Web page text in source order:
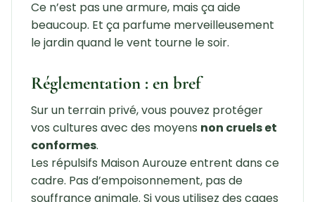
Ce n’est pas une armure, mais ça aide
beaucoup. Et ça parfume merveilleusement
le jardin quand le vent tourne le soir.
Réglementation : en bref
Sur un terrain privé, vous pouvez protéger
vos cultures avec des moyens non cruels et
conformes.
Les répulsifs Maison Aurouze entrent dans ce
cadre. Pas d’empoisonnement, pas de
souffrance animale. Si vous utilisez des cages